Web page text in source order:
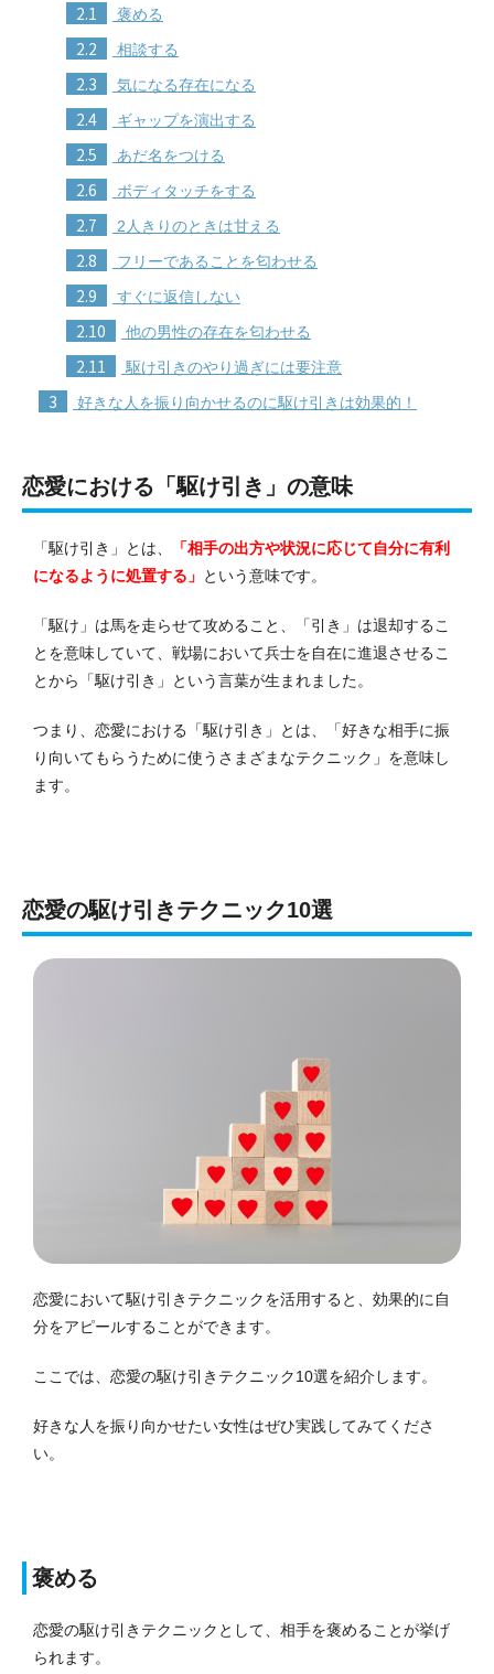
2.1 褒める
2.2 相談する
2.3 気になる存在になる
2.4 ギャップを演出する
2.5 あだ名をつける
2.6 ボディタッチをする
2.7 2人きりのときは甘える
2.8 フリーであることを匂わせる
2.9 すぐに返信しない
2.10 他の男性の存在を匂わせる
2.11 駆け引きのやり過ぎには要注意
3 好きな人を振り向かせるのに駆け引きは効果的！
恋愛における「駆け引き」の意味
「駆け引き」とは、
「相手の出方や状況に応じて自分に有利
になるように処置する」 という意味です。
「駆け」は馬を走らせて攻めること、「引き」は退却するこ
とを意味していて、戦場において兵士を自在に進退させるこ
とから「駆け引き」という言葉が生まれました。
つまり、恋愛における「駆け引き」とは、「好きな相手に振
り向いてもらうために使うさまざまなテクニック」を意味し
ます。
恋愛の駆け引きテクニック10選
恋愛において駆け引きテクニックを活用すると、効果的に自
分をアピールすることができます。
ここでは、恋愛の駆け引きテクニック10選を紹介します。
好きな人を振り向かせたい女性はぜひ実践してみてくださ
い。
褒める
恋愛の駆け引きテクニックとして、相手を褒めることが挙げ
られます。